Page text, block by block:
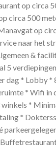
op circa
circa 500
op
naar het
&
5
dag * Lobby
* Wifi in
winkels *
*